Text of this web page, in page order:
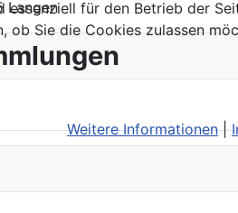
Langen
für den Betrieb der
Sie die Cookies zulassen
Weitere Informationen|